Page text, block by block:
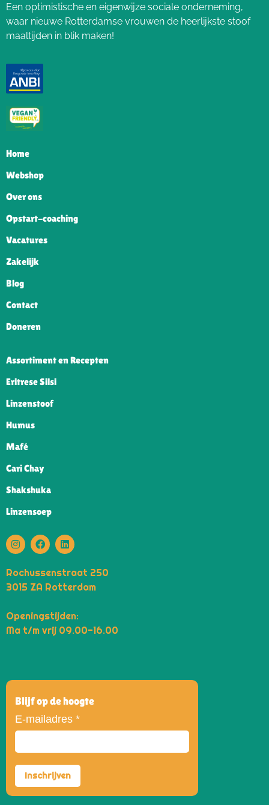
Een optimistische en eigenwijze sociale onderneming,
waar nieuwe Rotterdamse vrouwen de heerlijkste stoof
maaltijden in blik maken!
Home
Webshop
Over ons
Opstart-coaching
Vacatures
Zakelijk
Blog
Contact
Doneren
Assortiment en Recepten
Eritrese Silsi
Linzenstoof
Humus
Mafé
Cari Chay
Shakshuka
Linzensoep
Rochussenstraat 250
3015 ZA Rotterdam
Openingstijden:
Ma t/m vrij 09.00-16.00
Blijf op de hoogte
E-mailadres *